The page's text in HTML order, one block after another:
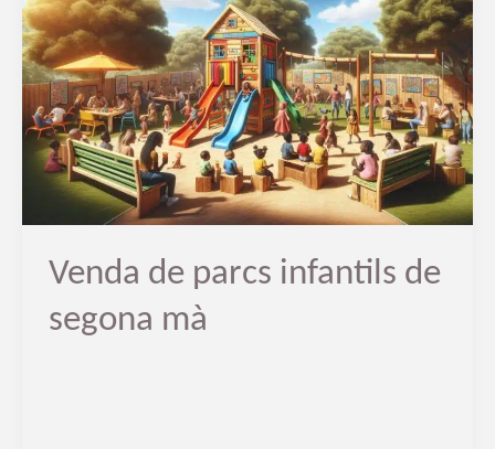
Venda de parcs infantils de
segona mà
de
parcs
infantils
de
segona
mà